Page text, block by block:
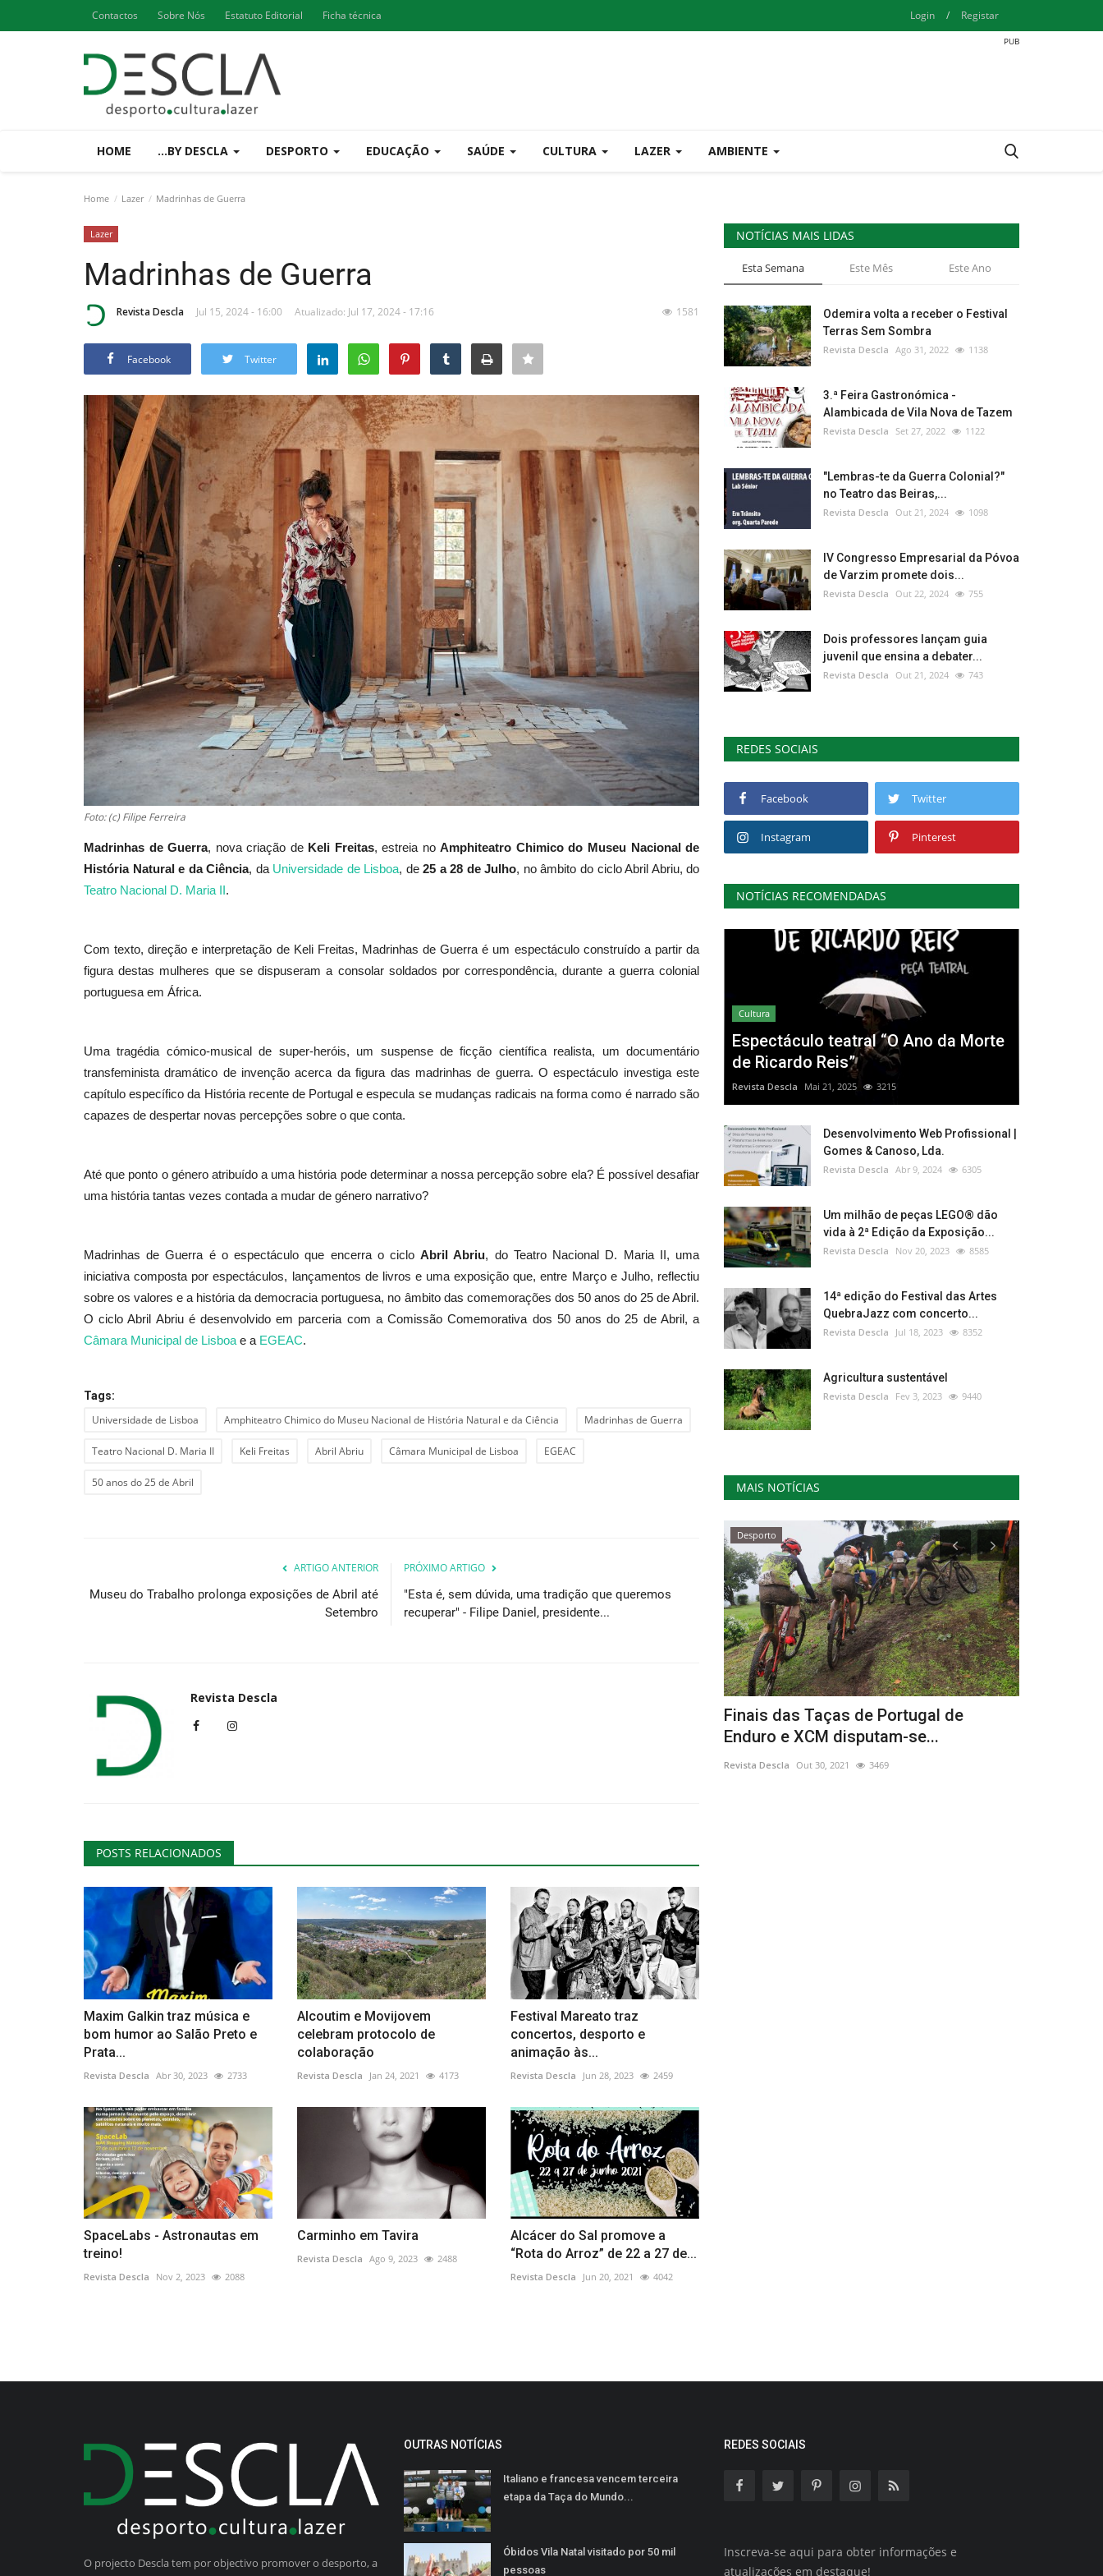
Contactos Sobre Nós Estatuto Editorial Ficha técnica Login / Registar
HOME ...BY DESCLA DESPORTO EDUCAÇÃO SAÚDE CULTURA LAZER AMBIENTE
Home Lazer Madrinhas de Guerra
Lazer
Madrinhas de Guerra
Revista Descla Jul 15, 2024 - 16:00 Atualizado: Jul 17, 2024 - 17:16 1581
Facebook Twitter
Foto: (c) Filipe Ferreira
Madrinhas de Guerra, nova criação de Keli Freitas, estreia noAmphiteatro Chimico do Museu Nacional de
História Natural e da Ciência, da Universidade de Lisboa, de25 a 28 de Julho, no âmbito do ciclo Abril Abriu, do
Teatro Nacional D. Maria II.
Com texto, direção e interpretação de Keli Freitas, Madrinhas de Guerra é um espectáculo construído a partir da
figura destas mulheres que se dispuseram a consolar soldados por correspondência, durante a guerra colonial
portuguesa em África.
Uma tragédia cómico-musical de super-heróis, um suspense de ficção científica realista, um documentário
transfeminista dramático de invenção acerca da figura das madrinhas de guerra. O espectáculo investiga este
capítulo específico da História recente de Portugal e especula se mudanças radicais na forma como é narrado são
capazes de despertar novas percepções sobre o que conta.
Até que ponto o género atribuído a uma história pode determinar a nossa percepção sobre ela? É possível desafiar
uma história tantas vezes contada a mudar de género narrativo?
Madrinhas de Guerra é o espectáculo que encerra o cicloAbril Abriu, do Teatro Nacional D. Maria II, uma
iniciativa composta por espectáculos, lançamentos de livros e uma exposição que, entre Março e Julho, reflectiu
sobre os valores e a história da democracia portuguesa, no âmbito das comemorações dos 50 anos do 25 de Abril.
O ciclo Abril Abriu é desenvolvido em parceria com a Comissão Comemorativa dos 50 anos do 25 de Abril, a
Câmara Municipal de Lisboa e a EGEAC.
Tags:
Universidade de Lisboa Amphiteatro Chimico do Museu Nacional de História Natural e da Ciência Madrinhas de Guerra
Teatro Nacional D. Maria II Keli Freitas Abril Abriu Câmara Municipal de Lisboa EGEAC
50 anos do 25 de Abril
ARTIGO ANTERIOR
Museu do Trabalho prolonga exposições de Abril até
Setembro
PRÓXIMO ARTIGO
"Esta é, sem dúvida, uma tradição que queremos
recuperar" - Filipe Daniel, presidente...
Revista Descla
POSTS RELACIONADOS
Maxim Galkin traz música e
bom humor ao Salão Preto e
Prata...
Revista Descla Abr 30, 2023 2733
Alcoutim e Movijovem
celebram protocolo de
colaboração
Revista Descla Jan 24, 2021 4173
Festival Mareato traz
concertos, desporto e
animação às...
Revista Descla Jun 28, 2023 2459
SpaceLabs - Astronautas em
treino!
Revista Descla Nov 2, 2023 2088
Carminho em Tavira
Revista Descla Ago 9, 2023 2488
Alcácer do Sal promove a
“Rota do Arroz” de 22 a 27 de...
Revista Descla Jun 20, 2021 4042
NOTÍCIAS MAIS LIDAS
Esta Semana Este Mês Este Ano
Odemira volta a receber o Festival
Terras Sem Sombra
Revista Descla Ago 31, 2022 1138
3.ª Feira Gastronómica -
Alambicada de Vila Nova de Tazem
Revista Descla Set 27, 2022 1122
"Lembras-te da Guerra Colonial?"
no Teatro das Beiras,...
Revista Descla Out 21, 2024 1098
IV Congresso Empresarial da Póvoa
de Varzim promete dois...
Revista Descla Out 22, 2024 755
Dois professores lançam guia
juvenil que ensina a debater...
Revista Descla Out 21, 2024 743
REDES SOCIAIS
Facebook Twitter
Instagram Pinterest
NOTÍCIAS RECOMENDADAS
Cultura
Espectáculo teatral “O Ano da Morte
de Ricardo Reis”
Revista Descla Mai 21, 2025 3215
Desenvolvimento Web Profissional |
Gomes & Canoso, Lda.
Revista Descla Abr 9, 2024 6305
Um milhão de peças LEGO® dão
vida à 2ª Edição da Exposição...
Revista Descla Nov 20, 2023 8585
14ª edição do Festival das Artes
QuebraJazz com concerto...
Revista Descla Jul 18, 2023 8352
Agricultura sustentável
Revista Descla Fev 3, 2023 9440
MAIS NOTÍCIAS
O folk português dos Tanira está de
regresso aos palcos...
Revista Descla
Desporto
Finais das Taças de Portugal de
Enduro e XCM disputam-se...
Revista Descla Out 30, 2021 3469
O projecto Descla tem por objectivo promover o desporto, a
OUTRAS NOTÍCIAS
Italiano e francesa vencem terceira
etapa da Taça do Mundo...
Óbidos Vila Natal visitado por 50 mil
pessoas
REDES SOCIAIS
Inscreva-se aqui para obter informações e
atualizações em destaque!